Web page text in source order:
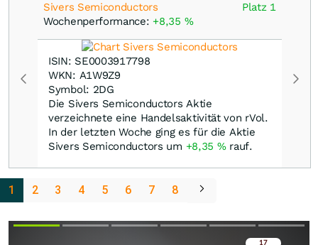
Sivers Semiconductors
Wochenperformance: +8,35 %
Platz 1
ISIN: SE0003917798
WKN: A1W9Z9
Symbol: 2DG
Die Sivers Semiconductors Aktie
verzeichnete eine Handelsaktivität von rVol.
In der letzten Woche ging es für die Aktie
Sivers Semiconductors um +8,35 %rauf.
1 2 3 4 5 6 7 8